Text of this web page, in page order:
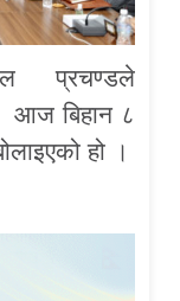
प्रचण्डले
आज बिहान ८
हो ।